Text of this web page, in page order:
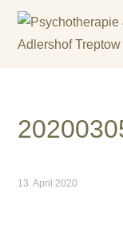
Skip
13. April 2020